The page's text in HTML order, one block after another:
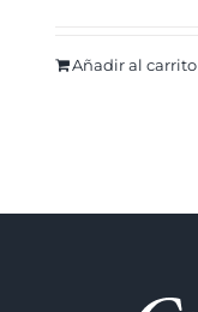
Añadir al carrito